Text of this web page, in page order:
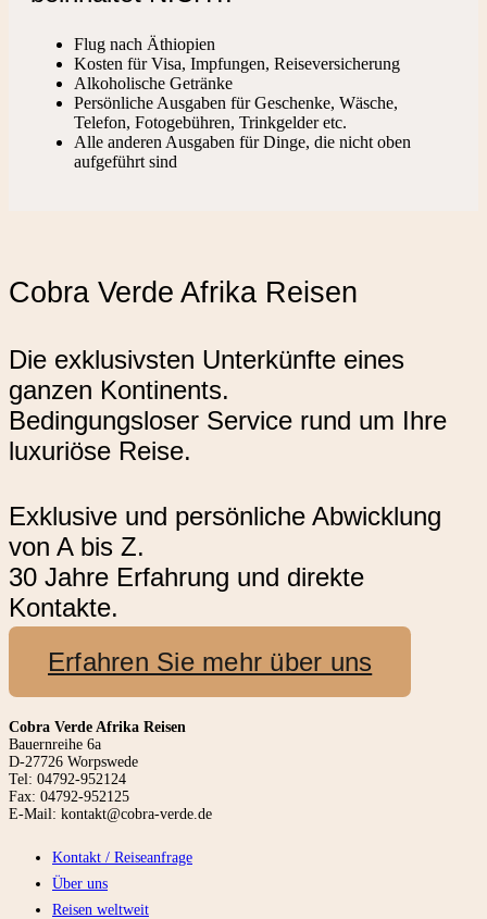
Flug nach Äthiopien
Kosten für Visa, Impfungen, Reiseversicherung
Alkoholische Getränke
Persönliche Ausgaben für Geschenke, Wäsche,
Telefon, Fotogebühren, Trinkgelder etc.
Alle anderen Ausgaben für Dinge, die nicht oben
aufgeführt sind
Cobra Verde Afrika Reisen
Die exklusivsten Unterkünfte eines
ganzen Kontinents.
Bedingungsloser Service rund um Ihre
luxuriöse Reise.
Exklusive und persönliche Abwicklung
von A bis Z.
30 Jahre Erfahrung und direkte
Kontakte.
Erfahren Sie mehr über uns
Cobra Verde Afrika Reisen
Bauernreihe 6a
D-27726 Worpswede
Tel: 04792-952124
Fax: 04792-952125
E-Mail: kontakt@cobra-verde.de
Kontakt / Reiseanfrage
Über uns
Reisen weltweit